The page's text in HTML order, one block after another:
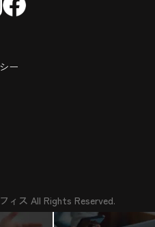
ー
ィス All Rights Reserved.